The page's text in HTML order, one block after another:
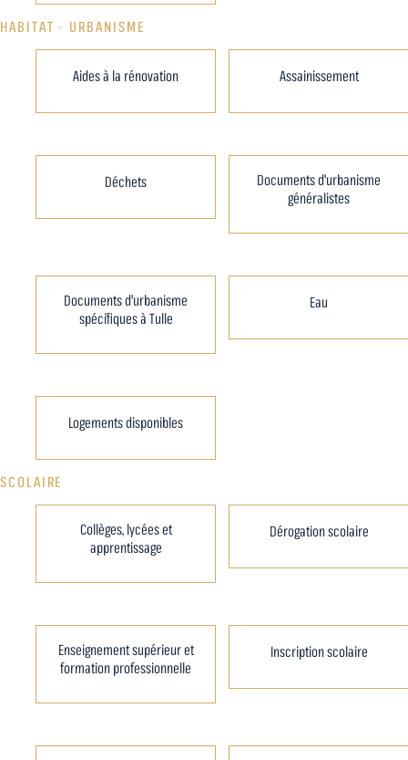
HABITAT - URBANISME
Aides à la rénovation Assainissement
Déchets
Documents d'urbanisme
généralistes
Documents d'urbanisme
spécifiques à Tulle
Eau
Logements disponibles
SCOLAIRE
Collèges, lycées et
apprentissage
Dérogation scolaire
Enseignement supérieur et
formation professionnelle
Inscription scolaire